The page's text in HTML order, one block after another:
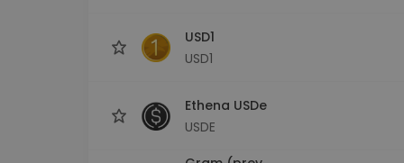
USD1
USD1
Ethena USDe
USDE